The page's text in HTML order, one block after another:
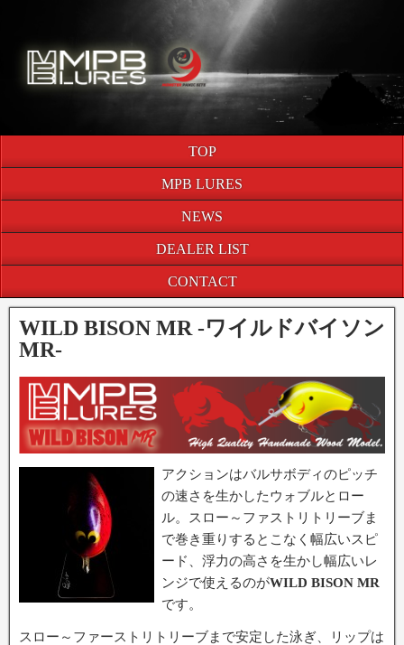
TOP
MPB LURES
NEWS
DEALER LIST
CONTACT
WILD BISON MR -ワイルドバイソン
MR-
アクションはバルサボディのピッチ
の速さを生かしたウォブルとロー
ル。スロー～ファストリトリーブま
で巻き重りするとこなく幅広いスピ
ード、浮力の高さを生かし幅広いレ
ンジで使えるのがWILD BISON MR
です。
スロー～ファーストリトリーブまで安定した泳ぎ、リップは